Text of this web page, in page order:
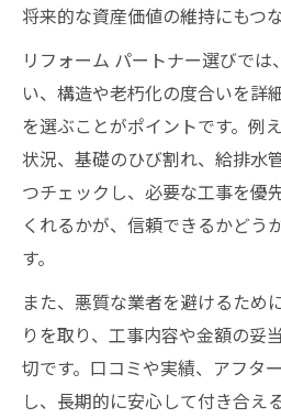
将来的な資産価値の維持にもつ
リフォーム パートナー選びで
い、構造や老朽化の度合いを詳
を選ぶことがポイントです。例
状況、基礎のひび割れ、給排水
つチェックし、必要な工事を優
くれるかが、信頼できるかどう
す。
また、悪質な業者を避けるため
りを取り、工事内容や金額の妥
切です。口コミや実績、アフタ
し、長期的に安心して付き合え